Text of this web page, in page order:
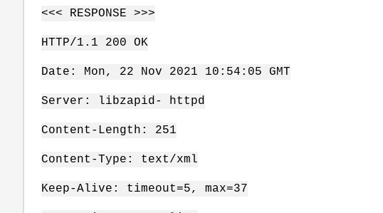
<<< RESPONSE >>>
HTTP/1.1 200 OK
Date: Mon, 22 Nov 2021 10:54:05 GMT
Server: libzapid- httpd
Content-Length: 251
Content-Type: text/xml
Keep-Alive: timeout=5, max=37